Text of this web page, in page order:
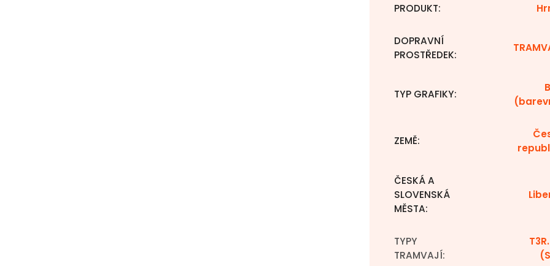
PRODUKT:
DOPRAVNÍ
PROSTŘEDEK:
TYP GRAFIKY:
ZEMĚ:
ČESKÁ A
SLOVENSKÁ
MĚSTA:
TYPY
TRAMVAJÍ: